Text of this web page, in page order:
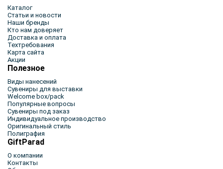
Каталог
Статьи и новости
Наши бренды
Кто нам доверяет
Доставка и оплата
Техтребования
Карта сайта
Акции
Полезное
Виды нанесений
Сувениры для выставки
Welcome box/pack
Популярные вопросы
Сувениры под заказ
Индивидуальное производство
Оригинальный стиль
Полиграфия
GiftParad
О компании
Контакты